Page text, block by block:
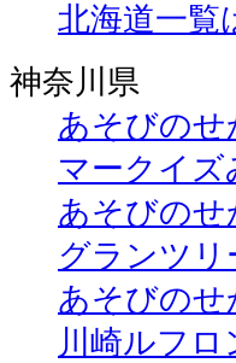
北海道一覧
神奈川県
あそびのせ
マークイ
あそびのせ
グランツリ
あそびのせ
川崎ルフロ